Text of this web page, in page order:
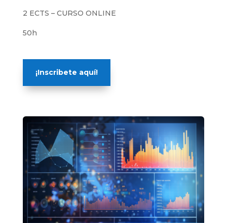
2 ECTS – CURSO ONLINE
50h
¡Inscribete aquí!